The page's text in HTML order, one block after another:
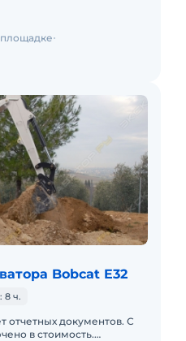
площадке
Bobcat E32
8 ч.
отчетных документов. С
в стоимость.